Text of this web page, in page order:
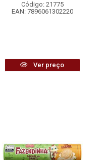
Código: 21775
EAN: 7896061302220
Ver preço